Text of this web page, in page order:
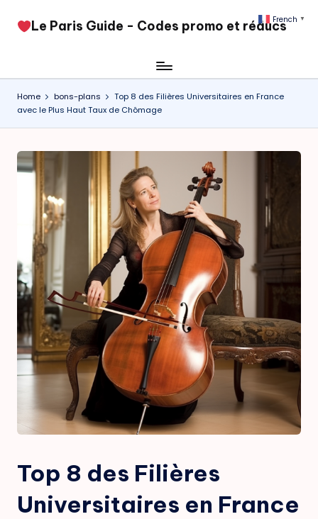
Skip
​Le Paris Guide - Codes promo et réducs
Home bons-plans
Top 8 des Filières Universitaires en France
avec le Plus Haut Taux de Chômage
Top 8 des Filières
Universitaires en France
French ▼